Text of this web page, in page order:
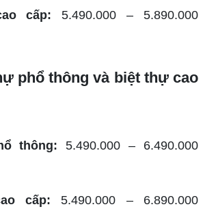
cấp: 5.490.000 – 5.890.000
phổ thông và biệt thự cao
thông: 5.490.000 – 6.490.000
cấp: 5.490.000 – 6.890.000